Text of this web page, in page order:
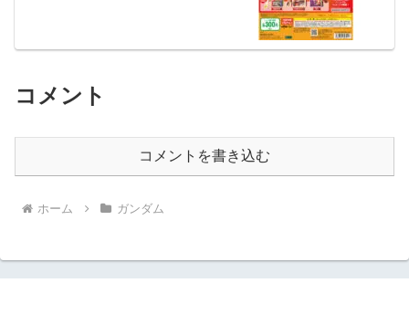
コメント
コメントを書き込む
ホーム ガンダム